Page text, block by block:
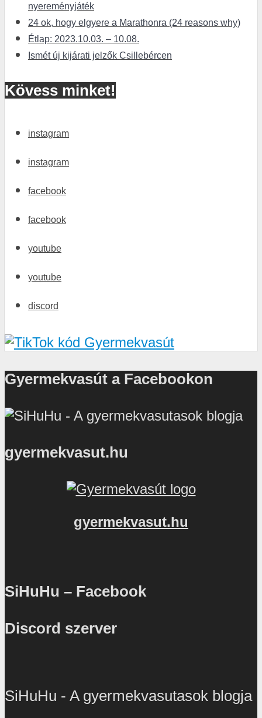
nyereményjáték
24 ok, hogy elgyere a Marathonra (24 reasons why)
Étlap: 2023.10.03. – 10.08.
Ismét új kijárati jelzők Csillebércen
Kövess minket!
instagram
instagram
facebook
facebook
youtube
youtube
discord
Gyermekvasút a Facebookon
gyermekvasut.hu
gyermekvasut.hu
SiHuHu – Facebook
Discord szerver
SiHuHu - A gyermekvasutasok blogja